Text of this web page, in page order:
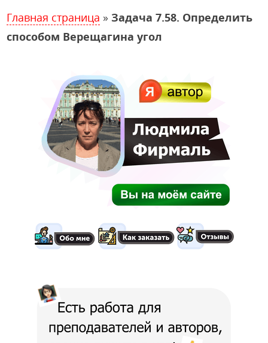
Главная страница » Задача 7.58. Определить
способом Верещагина угол